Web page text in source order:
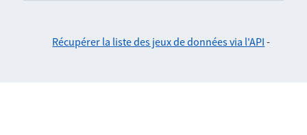
Récupérer la liste des jeux de données via l'API -